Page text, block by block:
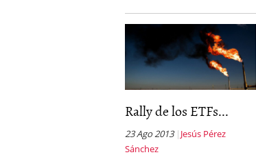
Rally de los ETFs...
23 Ago 2013
Jesús Pérez
Sánchez